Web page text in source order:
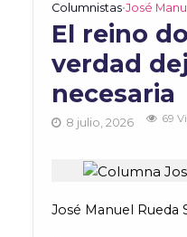
Columnistas•José
El reino
verdad
necesaria
8 julio, 2026 69
José Manuel Rueda